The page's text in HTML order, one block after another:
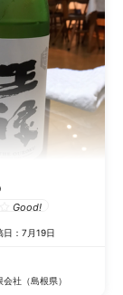
Good!
日：7月19日
社（島根県）